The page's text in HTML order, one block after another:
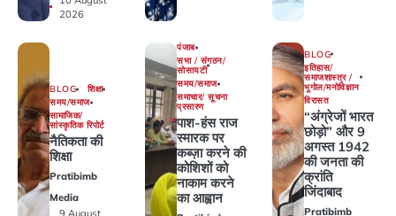
2026
BLOG
शिक्षा
समय/समाज
सामाजिक/
सांस्कृतिक रिपोर्ट
नैतिकता की
शिक्षा
Pratibimb
Media
9 August
पंजाब
सभा / संगठन/
सोसायटी
समय/समाज
समाचार/ सूचना
प्रसारण
पाश-हंस राज
स्मारक पर
कब्ज़ा करने की
कोशिशों को
नाकाम करने
का आह्वान
BLOG
इतिहास/
समाजशास्त्र /
भूगोल/मनोविज्ञान
विरासत
“अंग्रेजों भारत
छोड़ो” और 9
अगस्त 1942
की जनता की
क्रांति
जिंदाबाद
Pratibimb